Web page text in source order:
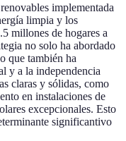
implementada
limpia y los
millones de hogares a
no solo ha abordado
que también ha
y a la independencia
claras y sólidas, como
en instalaciones de
excepcionales. Esto
significantivo